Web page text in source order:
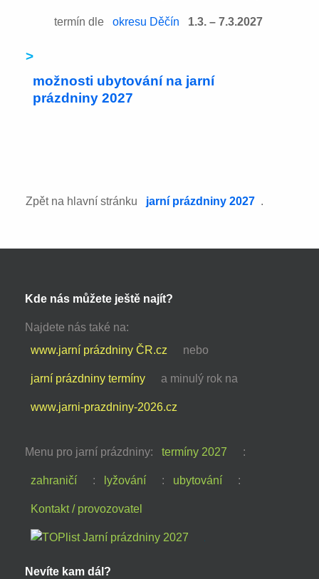
termín dle okresu Děčín 1.3. – 7.3.2027
>
možnosti ubytování na jarní
prázdniny 2027
Zpět na hlavní stránku jarní prázdniny 2027 .
Kde nás můžete ještě najít?
Najdete nás také na:
www.jarní prázdniny ČR.cz
nebo
jarní prázdniny termíny a minulý rok na
www.jarni-prazdniny-2026.cz
Menu pro jarní prázdniny: termíny 2027 :
zahraničí : lyžování : ubytování :
Kontakt / provozovatel
Nevíte kam dál?